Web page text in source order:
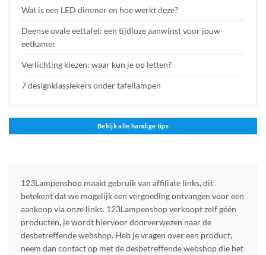
Wat is een LED dimmer en hoe werkt deze?
Deense ovale eettafel: een tijdloze aanwinst voor jouw
eetkamer
Verlichting kiezen: waar kun je op letten?
7 designklassiekers onder tafellampen
Bekijk alle handige tips
123Lampenshop maakt gebruik van affiliate links, dit
betekent dat we mogelijk een vergoeding ontvangen voor een
aankoop via onze links. 123Lampenshop verkoopt zelf géén
producten, je wordt hiervoor doorverwezen naar de
desbetreffende webshop. Heb je vragen over een product,
neem dan contact op met de desbetreffende webshop die het